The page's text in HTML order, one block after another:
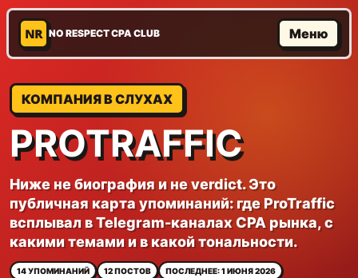
NR NO RESPECT CPA CLUB Меню
КОМПАНИЯ В СЛУХАХ
PROTRAFFIC
Ниже не биография и не verdict. Это
публичная карта упоминаний: где ProTraffic
всплывал в Telegram-каналах CPA рынка, с
какими темами и в какой тональности.
14 УПОМИНАНИЙ 12 ПОСТОВ ПОСЛЕДНЕЕ: 1 ИЮНЯ 2026